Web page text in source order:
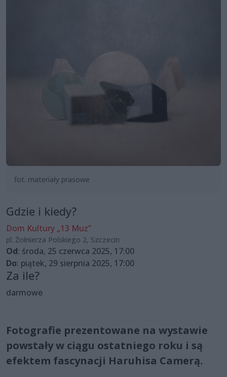
fot. materiały prasowe
Gdzie i kiedy?
Dom Kultury „13 Muz”
pl. Żołnierza Polskiego 2, Szczecin
Od: środa, 25 czerwca 2025, 17:00
Do: piątek, 29 sierpnia 2025, 17:00
Za ile?
darmowe
Fotografie prezentowane na wystawie
powstały w ciągu ostatniego roku i są
efektem fascynacji Haruhisa Camerą.